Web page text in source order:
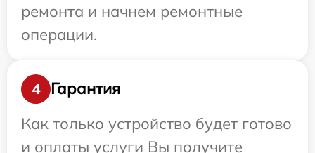
ремонта и начнем ремонтные
операции.
4
Гарантия
Как только устройство будет готово
и оплаты услуги Вы получите